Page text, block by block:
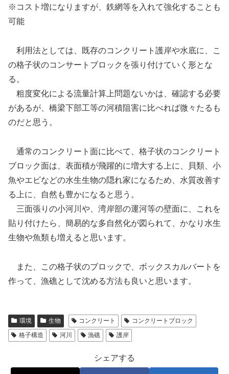
※コスト増になりますが、鉄網等を入れて強化することも
可能
利用法としては、既存のコンクリート護岸や水底に、こ
の格子状のコンサートブロックを張り付けていく形とな
る。
粗度変化による流量計算上問題ないかは、確認する必要
があるが、橋梁下部工等の河積阻害に比べれば微々たるも
のだと思う。
通常のコンクリート面に比べて、格子状のコンクリート
ブロック面は、表面積が飛躍的に増大する上に、貝類、小
魚やエビなどの水生生物の隠れ家になるため、水質改善す
る上に、自然も豊かになると思う。
三面張りの小河川や、湾岸部の運河等の壁面に、これを
貼り付けたら、簡易的な多自然化が図られて、かなり水生
生物や魚類も増えると思います。
また、この格子状のブロックで、ボックスカルバートを
作って、漁礁として沈める方法も良いと思います。
環境 生物 コンクリート
コンクリートブロック
格子構造
河川 漁礁 護岸
シェアする